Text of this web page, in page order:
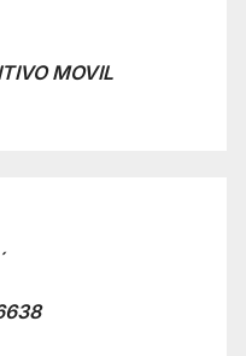
MOVIL